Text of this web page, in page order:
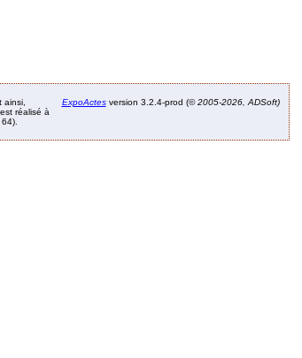
ainsi,
réalisé à
ExpoActesversion 3.2.4-prod (©2005-2026, ADSoft)